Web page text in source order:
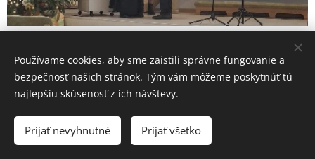
Používame cookies, aby sme zaistili správne fungovanie a
bezpečnosť našich stránok. Tým vám môžeme poskytnúť tú
najlepšiu skúsenosť z ich návštevy.
Prijať nevyhnutné Prijať všetko